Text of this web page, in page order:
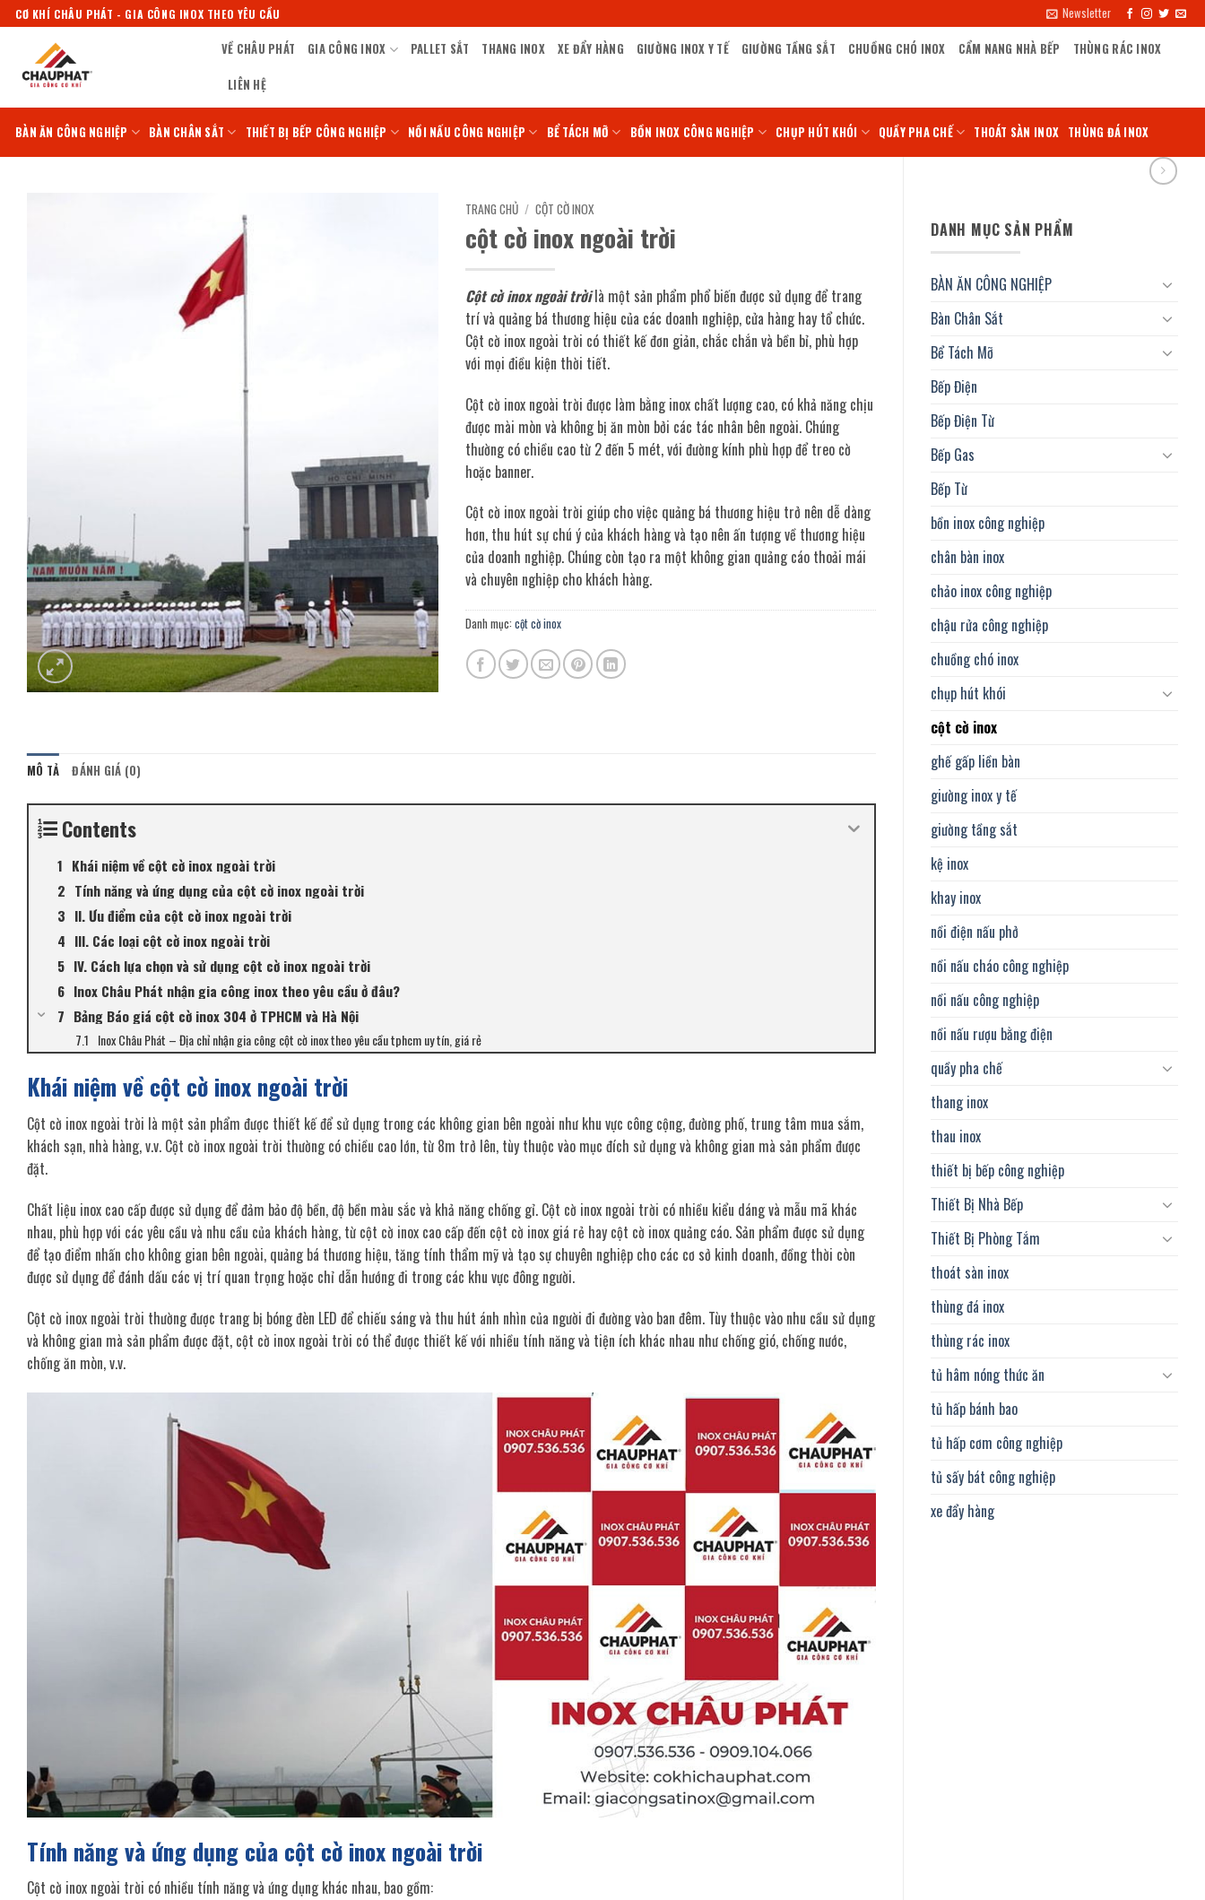
qua
dung
CƠ KHÍ CHÂU PHÁT - GIA CÔNG INOX THEO YÊU CẦU Newsletter
VỀ CHÂU PHÁT GIA CÔNG INOX PALLET SẮT THANG INOX XE ĐẨY HÀNG GIƯỜNG INOX Y TẾ GIƯỜNG TẦNG SẮT CHUỒNG CHÓ INOX CẨM NANG NHÀ BẾP THÙNG RÁC INOX
LIÊN HỆ
BÀN ĂN CÔNG NGHIỆP BÀN CHÂN SẮT THIẾT BỊ BẾP CÔNG NGHIỆP NỒI NẤU CÔNG NGHIỆP BỂ TÁCH MỠ BỒN INOX CÔNG NGHIỆP CHỤP HÚT KHÓI QUẦY PHA CHẾ THOÁT SÀN INOX THÙNG ĐÁ INOX
DANH MỤC SẢN PHẨM
BÀN ĂN CÔNG NGHIỆP
Bàn Chân Sắt
Bể Tách Mỡ
Bếp Điện
Bếp Điện Từ
Bếp Gas
Bếp Từ
bồn inox công nghiệp
chân bàn inox
chảo inox công nghiệp
chậu rửa công nghiệp
chuồng chó inox
chụp hút khói
cột cờ inox
ghế gấp liền bàn
giường inox y tế
giường tầng sắt
kệ inox
khay inox
nồi điện nấu phở
nồi nấu cháo công nghiệp
nồi nấu công nghiệp
nồi nấu rượu bằng điện
quầy pha chế
thang inox
thau inox
thiết bị bếp công nghiệp
Thiết Bị Nhà Bếp
Thiết Bị Phòng Tắm
thoát sàn inox
thùng đá inox
thùng rác inox
tủ hâm nóng thức ăn
tủ hấp bánh bao
tủ hấp cơm công nghiệp
tủ sấy bát công nghiệp
xe đẩy hàng
TRANG CHỦ / CỘT CỜ INOX
cột cờ inox ngoài trời
Cột cờ inox ngoài trời là một sản phẩm phổ biến được sử dụng để trang
trí và quảng bá thương hiệu của các doanh nghiệp, cửa hàng hay tổ chức.
Cột cờ inox ngoài trời có thiết kế đơn giản, chắc chắn và bền bỉ, phù hợp
với mọi điều kiện thời tiết.
Cột cờ inox ngoài trời được làm bằng inox chất lượng cao, có khả năng chịu
được mài mòn và không bị ăn mòn bởi các tác nhân bên ngoài. Chúng
thường có chiều cao từ 2 đến 5 mét, với đường kính phù hợp để treo cờ
hoặc banner.
Cột cờ inox ngoài trời giúp cho việc quảng bá thương hiệu trở nên dễ dàng
hơn, thu hút sự chú ý của khách hàng và tạo nên ấn tượng về thương hiệu
của doanh nghiệp. Chúng còn tạo ra một không gian quảng cáo thoải mái
và chuyên nghiệp cho khách hàng.
Danh mục: cột cờ inox
MÔ TẢ ĐÁNH GIÁ (0)
Contents
Khái niệm về cột cờ inox ngoài trời
Tính năng và ứng dụng của cột cờ inox ngoài trời
II. Ưu điểm của cột cờ inox ngoài trời
III. Các loại cột cờ inox ngoài trời
IV. Cách lựa chọn và sử dụng cột cờ inox ngoài trời
Inox Châu Phát nhận gia công inox theo yêu cầu ở đâu?
Bảng Báo giá cột cờ inox 304 ở TPHCM và Hà Nội
Inox Châu Phát – Địa chỉ nhận gia công cột cờ inox theo yêu cầu tphcm uy tín, giá rẻ
Khái niệm về cột cờ inox ngoài trời
Cột cờ inox ngoài trời là một sản phẩm được thiết kế để sử dụng trong các không gian bên ngoài như khu vực công cộng, đường phố, trung tâm mua sắm,
khách sạn, nhà hàng, v.v. Cột cờ inox ngoài trời thường có chiều cao lớn, từ 8m trở lên, tùy thuộc vào mục đích sử dụng và không gian mà sản phẩm được
đặt.
Chất liệu inox cao cấp được sử dụng để đảm bảo độ bền, độ bền màu sắc và khả năng chống gỉ. Cột cờ inox ngoài trời có nhiều kiểu dáng và mẫu mã khác
nhau, phù hợp với các yêu cầu và nhu cầu của khách hàng, từ cột cờ inox cao cấp đến cột cờ inox giá rẻ hay cột cờ inox quảng cáo. Sản phẩm được sử dụng
để tạo điểm nhấn cho không gian bên ngoài, quảng bá thương hiệu, tăng tính thẩm mỹ và tạo sự chuyên nghiệp cho các cơ sở kinh doanh, đồng thời còn
được sử dụng để đánh dấu các vị trí quan trọng hoặc chỉ dẫn hướng đi trong các khu vực đông người.
Cột cờ inox ngoài trời thường được trang bị bóng đèn LED để chiếu sáng và thu hút ánh nhìn của người đi đường vào ban đêm. Tùy thuộc vào nhu cầu sử dụng
và không gian mà sản phẩm được đặt, cột cờ inox ngoài trời có thể được thiết kế với nhiều tính năng và tiện ích khác nhau như chống gió, chống nước,
chống ăn mòn, v.v.
Tính năng và ứng dụng của cột cờ inox ngoài trời
Cột cờ inox ngoài trời có nhiều tính năng và ứng dụng khác nhau, bao gồm: